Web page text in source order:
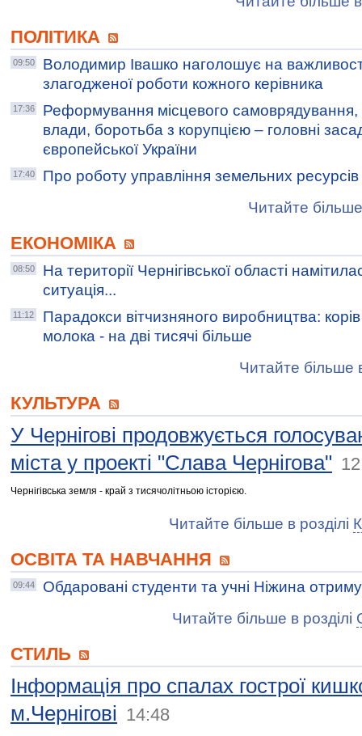
ПОЛІТИКА
09:50
Володимир Івашко наголошує на
злагодженої роботи кожного керівника
17:36
Реформування місцевого самоврядування,
влади, боротьба з корупцією – головні
європейської України
17:40
Про роботу управління земельних ресурсів
Читайте
ЕКОНОМІКА
08:50
На території Чернігівської області
ситуація...
11:12
Парадокси вітчизняного виробництва:
молока - на дві тисячі більше
Читайте більше
КУЛЬТУРА
У Чернігові продовжується
міста у проекті "Слава Чернігова"
Чернігівська земля - край з тисячолітньою історією.
Читайте більше в розділі
ОСВІТА ТА НАВЧАННЯ
09:44
Обдаровані студенти та учні Ніжина
Читайте більше в розділі
СТИЛЬ
Інформація про спалах гострої
м.Чернігові 14:48